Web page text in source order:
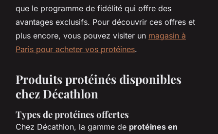
que le programme de fidélité qui offre des
avantages exclusifs. Pour découvrir ces offres et
plus encore, vous pouvez visiter un magasin à
Paris pour acheter vos protéines.
Produits protéinés disponibles
chez Décathlon
Types de protéines offertes
Chez Décathlon, la gamme de protéines en